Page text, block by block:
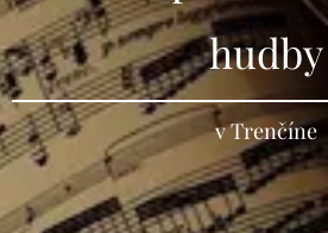
hudby
v Trenčíne